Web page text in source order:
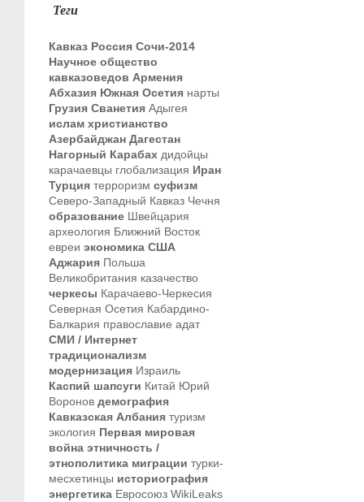
Теги
Кавказ Россия Сочи-2014
Научное общество
кавказоведов Армения
Абхазия Южная Осетия нарты
Грузия Сванетия Адыгея
ислам христианство
Азербайджан Дагестан
Нагорный Карабах дидойцы
карачаевцы глобализация Иран
Турция терроризм суфизм
Северо-Западный Кавказ Чечня
образование Швейцария
археология Ближний Восток
евреи экономика США
Аджария Польша
Великобритания казачество
черкесы Карачаево-Черкесия
Северная Осетия Кабардино-
Балкария православие адат
СМИ / Интернет
традиционализм
модернизация Израиль
Каспий шапсуги Китай Юрий
Воронов демография
Кавказская Албания туризм
экология Первая мировая
война этничность /
этнополитика миграции турки-
месхетинцы историография
энергетика Евросоюз WikiLeaks